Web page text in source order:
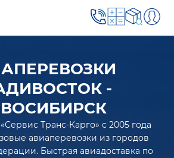
-
Транс-Карго» с 2005 года
авиаперевозки из городов
Быстрая авиадоставка по